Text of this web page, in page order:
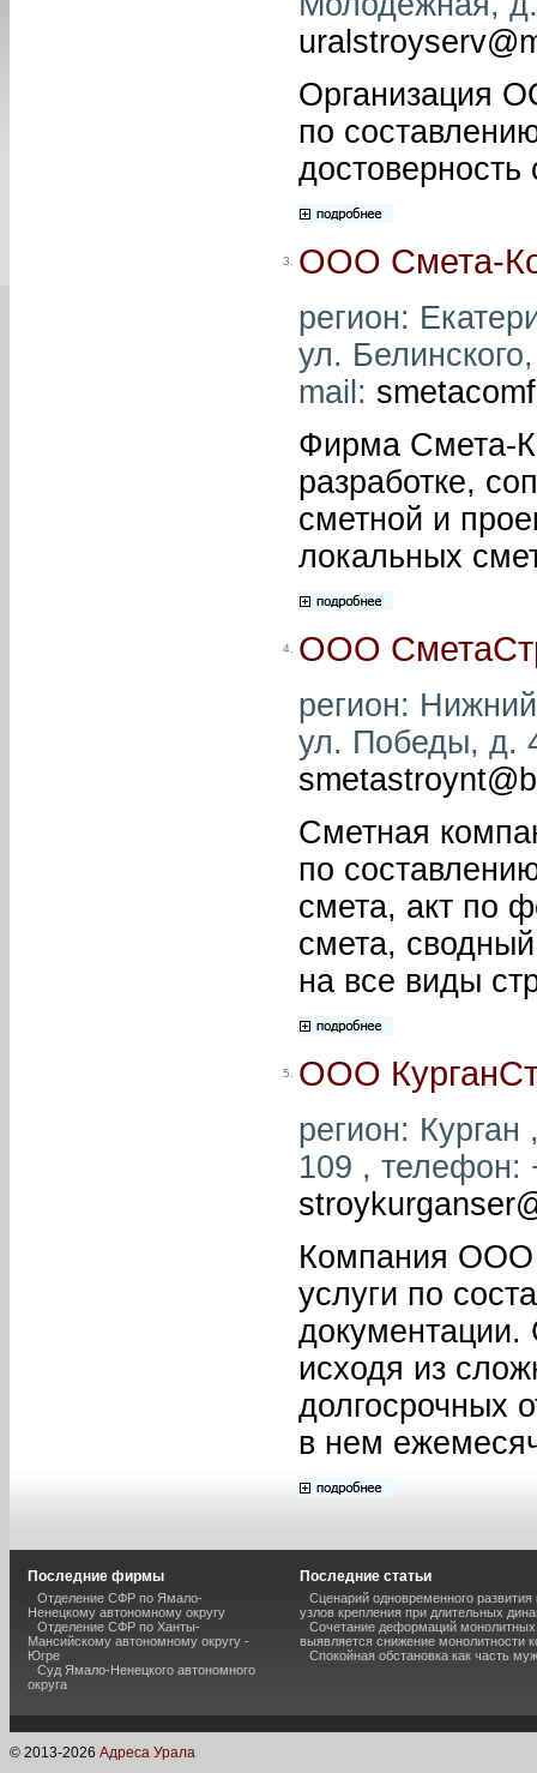
Организация
по
3. ООО Смета-
регион:
ул.
mail:
Фирма Смета-
разработке,
сметной и
локальных
4. ООО
регион:
ул. Победы, д.
Сметная
по
смета, акт по
смета,
на все виды
5. ООО
регион: Курган
109 , телефон:
Компания ООО
услуги по
документации.
исходя из
долгосрочных
в нем
Последние фирмы
Отделение СФР по Ямало-
Ненецкому автономному округу
Отделение СФР по Ханты-
Мансийскому автономному округу -
Югре
Суд Ямало-Ненецкого автономного
округа
Последние статьи
Сценарий одновременного
узлов крепления при длительных
Сочетание деформаций монолитных
выявляется снижение монолитности
Спокойная обстановка как часть
© 2013-2026 Адреса Урала